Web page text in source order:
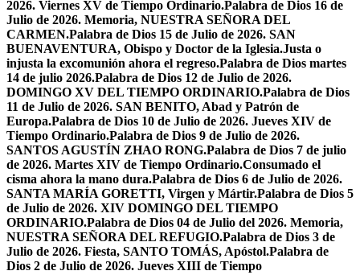
2026. Viernes XV de Tiempo Ordinario.Palabra de Dios 16 de
Julio de 2026. Memoria, NUESTRA SEÑORA DEL
CARMEN.Palabra de Dios 15 de Julio de 2026. SAN
BUENAVENTURA, Obispo y Doctor de la Iglesia.Justa o
injusta la excomunión ahora el regreso.Palabra de Dios martes
14 de julio 2026.Palabra de Dios 12 de Julio de 2026.
DOMINGO XV DEL TIEMPO ORDINARIO.Palabra de Dios
11 de Julio de 2026. SAN BENITO, Abad y Patrón de
Europa.Palabra de Dios 10 de Julio de 2026. Jueves XIV de
Tiempo Ordinario.Palabra de Dios 9 de Julio de 2026.
SANTOS AGUSTÍN ZHAO RONG.Palabra de Dios 7 de julio
de 2026. Martes XIV de Tiempo Ordinario.Consumado el
cisma ahora la mano dura.Palabra de Dios 6 de Julio de 2026.
SANTA MARÍA GORETTI, Virgen y Mártir.Palabra de Dios 5
de Julio de 2026. XIV DOMINGO DEL TIEMPO
ORDINARIO.Palabra de Dios 04 de Julio del 2026. Memoria,
NUESTRA SEÑORA DEL REFUGIO.Palabra de Dios 3 de
Julio de 2026. Fiesta, SANTO TOMÁS, Apóstol.Palabra de
Dios 2 de Julio de 2026. Jueves XIII de Tiempo